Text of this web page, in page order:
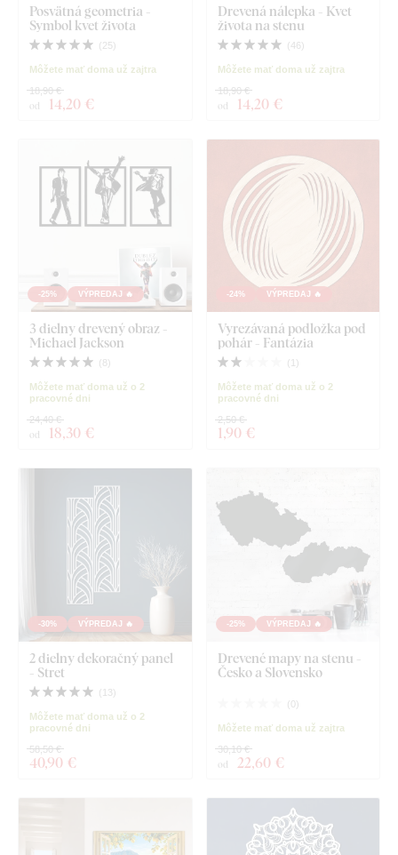
Posvätná geometria -
Symbol kvet života
( 25)
Môžete mať doma už zajtra
od 14,20 €
18,90 €
Drevená nálepka - Kvet
života na stenu
( 46 )
Môžete mať doma už zajtra
od 14,20 €
18,90 €
-25% VÝPREDAJ 🔥
3 dielny drevený obraz -
Michael Jackson
( 8 )
Môžete mať doma už o 2
pracovné dni
od 18,30 €
24,40 €
-24% VÝPREDAJ 🔥
Vyrezávaná podložka pod
pohár - Fantázia
( 1 )
Môžete mať doma už o 2
pracovné dni
1,90 €
2,50 €
-30% VÝPREDAJ 🔥
2 dielny dekoračný panel
- Stret
( 13)
Môžete mať doma už o 2
pracovné dni
40,90 €
58,50 €
-25% VÝPREDAJ 🔥
Drevené mapy na stenu -
Česko a Slovensko
( 0)
Môžete mať doma už zajtra
od 22,60 €
30,10 €